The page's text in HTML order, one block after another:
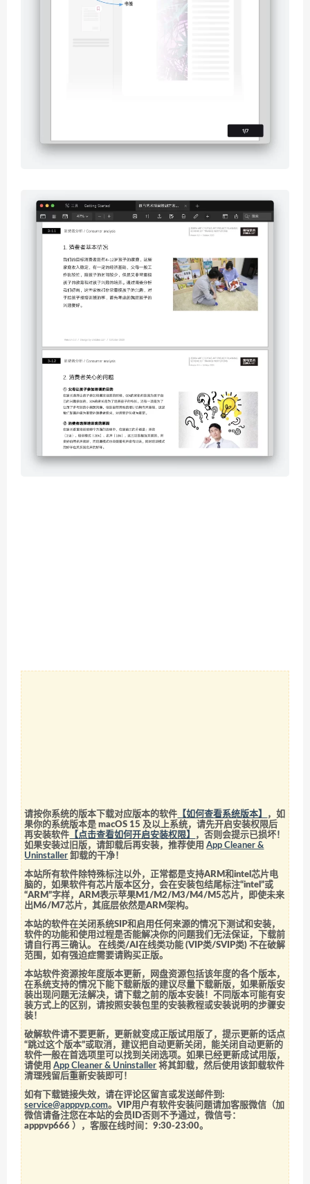
请按你系统的版本下载对应版本的软件 【如何查看系统版本】
，如
果你的系统版本是 macOS 15 及以上系统，请先开启安装权限后
再安装软件 【点击查看如何开启安装权限】
，否则会提示已损坏！
如果安装过旧版，请卸载后再安装，推荐使用App Cleaner &
Uninstaller 卸载的干净！
本站所有软件除特殊标注以外，正常都是支持ARM和intel芯片电
脑的，如果软件有芯片版本区分，会在安装包结尾标注“intel”或
“ARM”字样，ARM表示苹果M1/M2/M3/M4/M5芯片，即使未来
出M6/M7芯片，其底层依然是ARM架构。
本站的软件在关闭系统SIP和启用任何来源的情况下测试和安装，
软件的功能和使用过程是否能解决你的问题我们无法保证，下载前
请自行再三确认。 在线类/AI在线类功能 (VIP类/SVIP类) 不在破解
范围，如有强迫症需要请购买正版。
本站软件资源按年度版本更新，网盘资源包括该年度的各个版本，
在系统支持的情况下能下载新版的建议尽量下载新版，如果新版安
装出现问题无法解决，请下载之前的版本安装！不同版本可能有安
装方式上的区别，请按照安装包里的安装教程或安装说明的步骤安
装！
破解软件请不要更新，更新就变成正版试用版了，提示更新的话点
“跳过这个版本”或取消，建议把自动更新关闭，能关闭自动更新的
软件一般在首选项里可以找到关闭选项。如果已经更新成试用版，
请使用App Cleaner & Uninstaller 将其卸载，然后使用该卸载软件
清理残留后重新安装即可！
如有下载链接失效，请在评论区留言或发送邮件到:
service@apppvp.com。VIP用户有软件安装问题请加客服微信（加
微信请备注您在本站的会员ID否则不予通过，微信号：
apppvp666 ），客服在线时间：9:30-23:00。